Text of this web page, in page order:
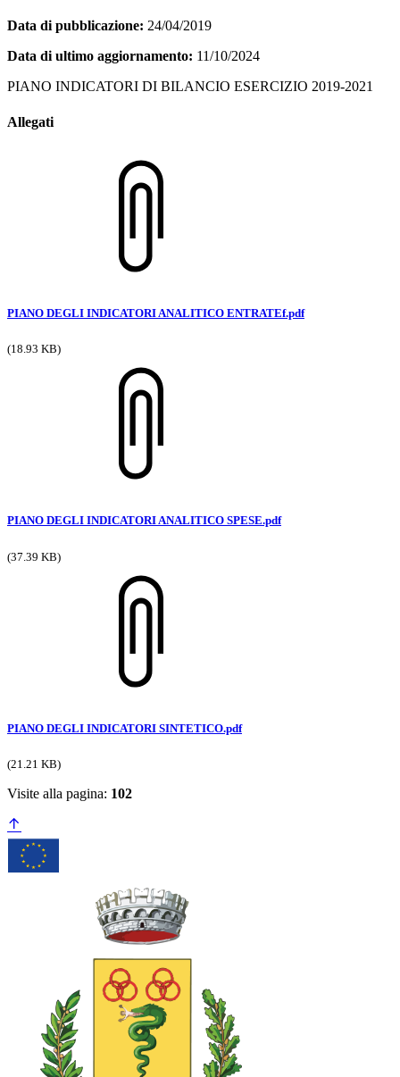
Data di pubblicazione: 24/04/2019
Data di ultimo aggiornamento: 11/10/2024
PIANO INDICATORI DI BILANCIO ESERCIZIO 2019-2021
Allegati
PIANO DEGLI INDICATORI ANALITICO ENTRATEf.pdf
(18.93 KB)
PIANO DEGLI INDICATORI ANALITICO SPESE.pdf
(37.39 KB)
PIANO DEGLI INDICATORI SINTETICO.pdf
(21.21 KB)
Visite alla pagina: 102